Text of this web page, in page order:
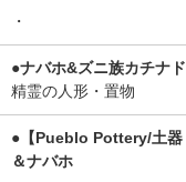
・
●ナバホ&ズニ族カチナ
精霊の人形・置物
●【Pueblo Pottery/土器
＆ナバホ